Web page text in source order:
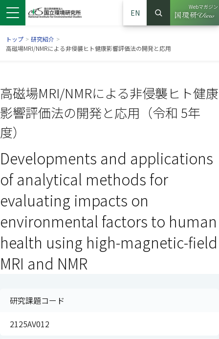
ウで開きます）
ンドウで開きます）
ウインドウで開きます）
EN
サイト内検索
検索
Webマガジン
（別ウイ
トップ > 研究紹介 >
高磁場MRI/NMRによる非侵襲ヒト健康影響評価法の開発と応用
高磁場MRI/NMRによる非侵襲ヒト健康
影響評価法の開発と応用（令和 5年
度）
Developments and applications
of analytical methods for
evaluating impacts on
environmental factors to human
health using high-magnetic-field
MRI and NMR
研究課題コード
2125AV012